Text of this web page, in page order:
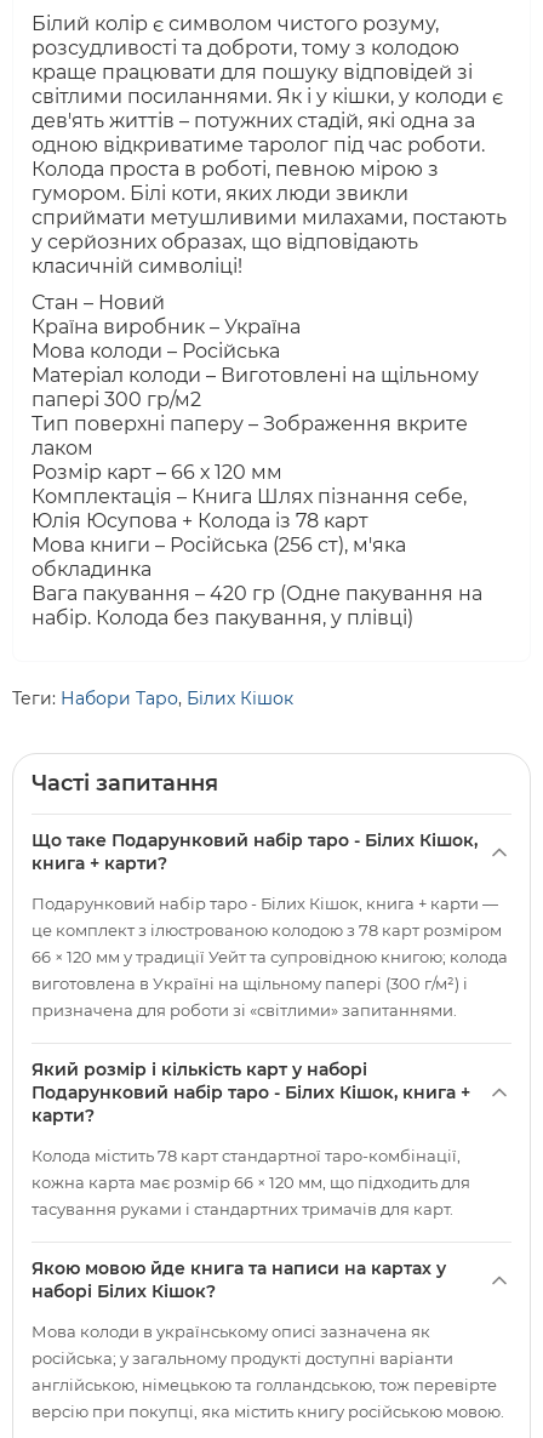
Білий колір є символом чистого розуму,
розсудливості та доброти, тому з колодою
краще працювати для пошуку відповідей зі
світлими посиланнями. Як і у кішки, у колоди є
дев'ять життів – потужних стадій, які одна за
одною відкриватиме таролог під час роботи.
Колода проста в роботі, певною мірою з
гумором. Білі коти, яких люди звикли
сприймати метушливими милахами, постають
у серйозних образах, що відповідають
класичній символіці!
Стан – Новий
Країна виробник – Україна
Мова колоди – Російська
Матеріал колоди – Виготовлені на щільному
папері 300 гр/м2
Тип поверхні паперу – Зображення вкрите
лаком
Розмір карт – 66 х 120 мм
Комплектація – Книга Шлях пізнання себе,
Юлія Юсупова + Колода із 78 карт
Мова книги – Російська (256 ст), м'яка
обкладинка
Вага пакування – 420 гр (Одне пакування на
набір. Колода без пакування, у плівці)
Теги: Набори Таро, Білих Кішок
Часті запитання
Що таке Подарунковий набір таро - Білих Кішок,
книга + карти?
Подарунковий набір таро - Білих Кішок, книга + карти —
це комплект з ілюстрованою колодою з 78 карт розміром
66 × 120 мм у традиції Уейт та супровідною книгою; колода
виготовлена в Україні на щільному папері (300 г/м²) і
призначена для роботи зі «світлими» запитаннями.
Який розмір і кількість карт у наборі
Подарунковий набір таро - Білих Кішок, книга +
карти?
Колода містить 78 карт стандартної таро-комбінації,
кожна карта має розмір 66 × 120 мм, що підходить для
тасування руками і стандартних тримачів для карт.
Якою мовою йде книга та написи на картах у
наборі Білих Кішок?
Мова колоди в українському описі зазначена як
російська; у загальному продукті доступні варіанти
англійською, німецькою та голландською, тож перевірте
версію при покупці, яка містить книгу російською мовою.